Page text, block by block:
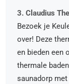
3. Claudius
Bezoek je
over! Deze
en bieden een
thermale
saunadorp met